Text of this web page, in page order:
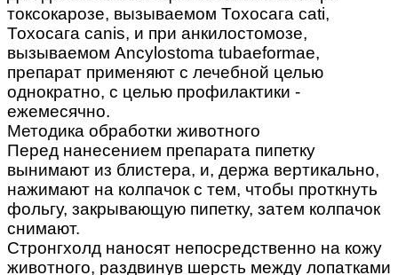
токсокарозе, вызываемом Тохосага cati,
Тохосага canis, и при анкилостомозе,
вызываемом Ancylostoma tubaeformae,
препарат применяют с лечебной целью
однократно, с целью профилактики -
ежемесячно.
Методика обработки животного
Перед нанесением препарата пипетку
вынимают из блистера, и, держа вертикально,
нажимают на колпачок с тем, чтобы проткнуть
фольгу, закрывающую пипетку, затем колпачок
снимают.
Стронгхолд наносят непосредственно на кожу
животного, раздвинув шерсть между лопатками